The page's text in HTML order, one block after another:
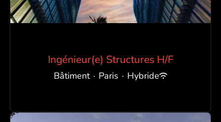
Ingénieur(e) Structures H/F
Bâtiment · Paris · Hybride